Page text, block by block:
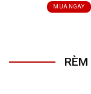
was:
MUA NGAY
RÈM